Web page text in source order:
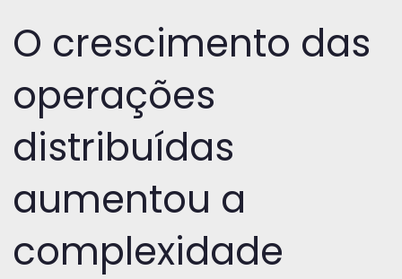
O crescimento das
operações
distribuídas
aumentou a
complexidade